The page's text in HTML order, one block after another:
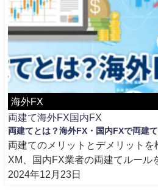
海外FX
両建て海外FX国内FX
両建てとは？海外FX・国内FXで両建
両建てのメリットとデメリットを
XM、国内FX業者の両建てルール
2024年12月23日